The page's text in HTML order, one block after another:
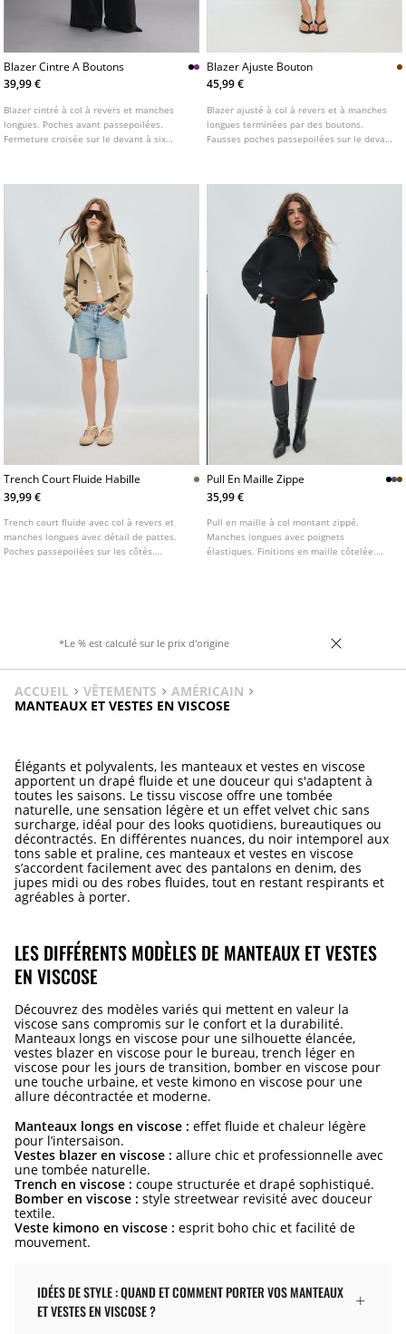
Blazer Cintre A Boutons
39,99 €
Blazer cintré à col à revers et manches
longues. Poches avant passepoilées.
Fermeture croisée sur le devant à six
Blazer Ajuste Bouton
45,99 €
Blazer ajusté à col à revers et à manches
longues terminées par des boutons.
Fausses poches passepoilées sur le devant
Trench Court Fluide Habille
39,99 €
Trench court fluide avec col à revers et
manches longues avec détail de pattes.
Poches passepoilées sur les côtés.
Pull En Maille Zippe
35,99 €
Pull en maille à col montant zippé.
Manches longues avec poignets
élastiques. Finitions en maille côtelée.
*Le % est calculé sur le prix d'origine
ACCUEIL VÊTEMENTS
AMÉRICAIN
MANTEAUX ET VESTES EN VISCOSE
Élégants et polyvalents, les manteaux et vestes en viscose
apportent un drapé fluide et une douceur qui s'adaptent à
toutes les saisons. Le tissu viscose offre une tombée
naturelle, une sensation légère et un effet velvet chic sans
surcharge, idéal pour des looks quotidiens, bureautiques ou
décontractés. En différentes nuances, du noir intemporel aux
tons sable et praline, ces manteaux et vestes en viscose
s’accordent facilement avec des pantalons en denim, des
jupes midi ou des robes fluides, tout en restant respirants et
agréables à porter.
LES DIFFÉRENTS MODÈLES DE MANTEAUX ET VESTES
EN VISCOSE
Découvrez des modèles variés qui mettent en valeur la
viscose sans compromis sur le confort et la durabilité.
Manteaux longs en viscose pour une silhouette élancée,
vestes blazer en viscose pour le bureau, trench léger en
viscose pour les jours de transition, bomber en viscose pour
une touche urbaine, et veste kimono en viscose pour une
allure décontractée et moderne.
Manteaux longs en viscose : effet fluide et chaleur légère
pour l’intersaison.
Vestes blazer en viscose : allure chic et professionnelle avec
une tombée naturelle.
Trench en viscose : coupe structurée et drapé sophistiqué.
Bomber en viscose : style streetwear revisité avec douceur
textile.
Veste kimono en viscose : esprit boho chic et facilité de
mouvement.
IDÉES DE STYLE : QUAND ET COMMENT PORTER VOS MANTEAUX
ET VESTES EN VISCOSE ?